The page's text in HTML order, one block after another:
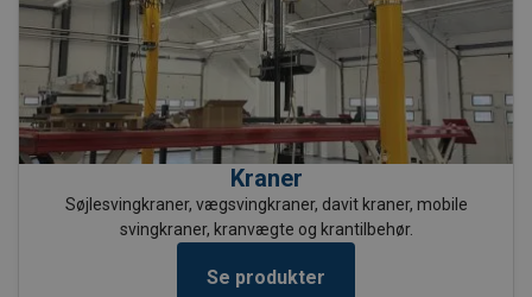
Kraner
Søjlesvingkraner, vægsvingkraner, davit kraner, mobile
svingkraner, kranvægte og krantilbehør.
Se produkter